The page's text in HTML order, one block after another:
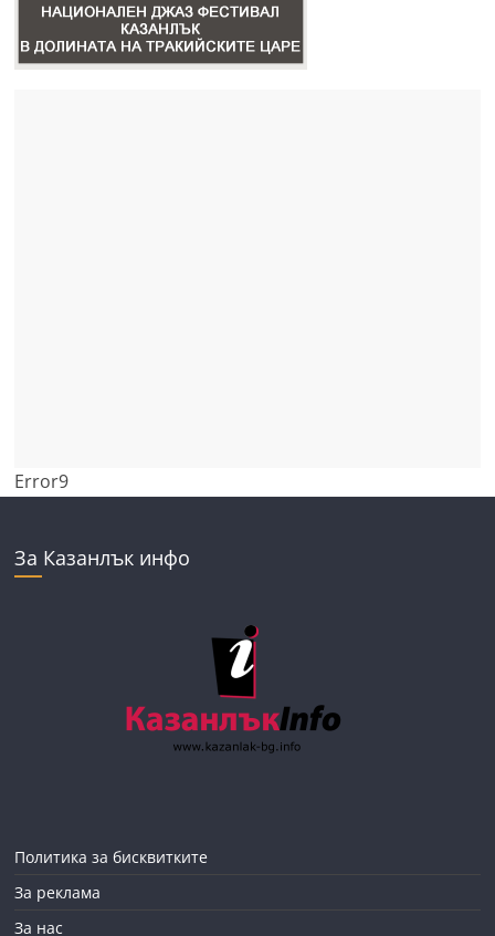
Error9
За Казанлък инфо
Политика за бисквитките
За реклама
За нас